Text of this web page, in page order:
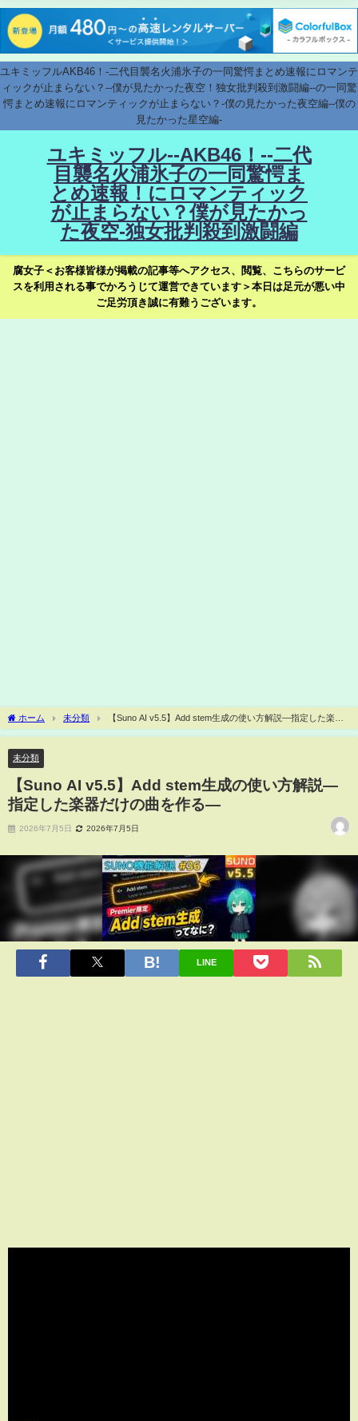
ユキミッフルAKB46！-二代目襲名火浦氷子の一同驚愕まとめ速報にロマンテ
ィックが止まらない？--僕が見たかった夜空！独女批判殺到激闘編--の一同驚
愕まとめ速報にロマンティックが止まらない？-僕の見たかった夜空編--僕の
見たかった星空編-
ユキミッフル--AKB46！--二代
目襲名火浦氷子の一同驚愕ま
とめ速報！にロマンティック
が止まらない？僕が見たかっ
た夜空-独女批判殺到激闘編
腐女子＜お客様皆様が掲載の記事等へアクセス、閲覧、こちらのサービ
スを利用される事でかろうじて運営できています＞本日は足元が悪い中
ご足労頂き誠に有難うございます。
ホーム 未分類
【Suno AI v5.5】Add stem生成の使い方解説―指定した楽器
だけの曲を作る―
未分類
【Suno AI v5.5】Add stem生成の使い方解説―
指定した楽器だけの曲を作る―
2026年7月5日 2026年7月5日
LINE